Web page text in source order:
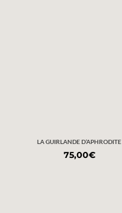
LA GUIRLANDE D’APHRODITE
75,00€